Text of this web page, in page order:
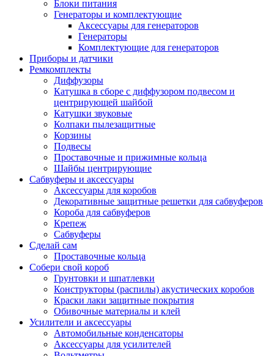
Блоки питания
Генераторы и комплектующие
Аксессуары для генераторов
Генераторы
Комплектующие для генераторов
Приборы и датчики
Ремкомплекты
Диффузоры
Катушка в сборе с диффузором подвесом и
центрирующей шайбой
Катушки звуковые
Колпаки пылезащитные
Корзины
Подвесы
Проставочные и прижимные кольца
Шайбы центрирующие
Сабвуферы и аксессуары
Аксессуары для коробов
Декоративные защитные решетки для сабвуферов
Короба для сабвуферов
Крепеж
Сабвуферы
Сделай сам
Проставочные кольца
Собери свой короб
Грунтовки и шпатлевки
Конструкторы (распилы) акустических коробов
Краски лаки защитные покрытия
Обивочные материалы и клей
Усилители и аксессуары
Автомобильные конденсаторы
Аксессуары для усилителей